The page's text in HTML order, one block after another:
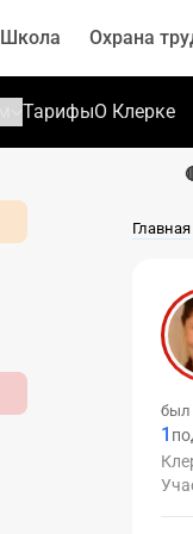
Школа Охрана
ТарифыО Клерке
Главная
был
1